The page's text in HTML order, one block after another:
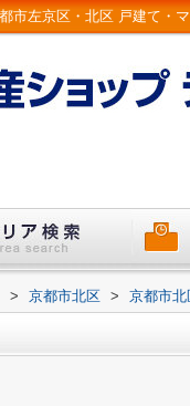
> 京都市北区 > 京都市